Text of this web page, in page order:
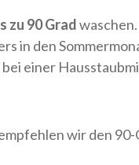
zu 90 Grad
in den
einer
wir den